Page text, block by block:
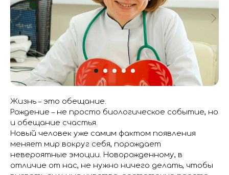
Жизнь – это обещание.
Рождение – не просто биологическое событие, но
и обещание счастья.
Новый человек уже самим фактом появления
меняет мир вокруг себя, порождает
невероятные эмоции. Новорожденному, в
отличие от нас, не нужно ничего делать, чтобы